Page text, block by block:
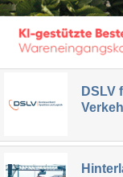
DSLV